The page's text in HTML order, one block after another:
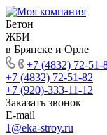
Бетон
ЖБИ
в Брянске и Орле
+7 (4832) 72-51-
+7 (4832) 72-51-82
+7 (920)-333-11-12
Заказать звонок
E-mail
1@eka-stroy.ru